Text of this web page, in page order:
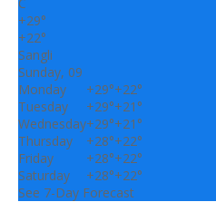
+29°
+22°
Sangli
Sunday, 09
Monday
+29°+22°
Tuesday
+29°+21°
Wednesday+29°+21°
Thursday
+28°+22°
Friday
+28°+22°
Saturday
+28°+22°
See 7-Day Forecast